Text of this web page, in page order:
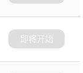
即将开始